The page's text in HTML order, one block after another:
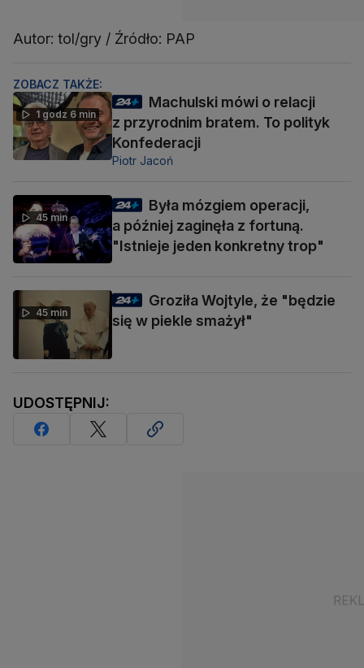
Autor: tol/gry / Źródło: PAP
ZOBACZ TAKŻE:
1 godz 6 min
Machulski mówi o relacji
z przyrodnim bratem. To polityk
Konfederacji
Piotr Jacoń
45 min
Była mózgiem operacji,
a później zaginęła z fortuną.
"Istnieje jeden konkretny trop"
45 min
Groziła Wojtyle, że "będzie
się w piekle smażył"
UDOSTĘPNIJ: